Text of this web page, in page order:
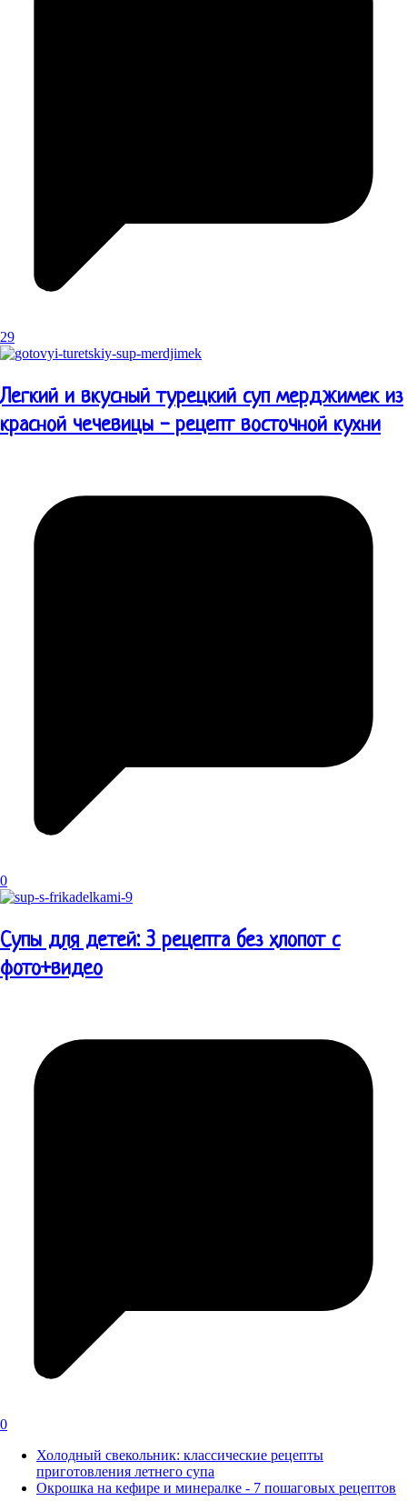
29
Легкий и вкусный турецкий суп мерджимек из
красной чечевицы - рецепт восточной кухни
0
Супы для детей: 3 рецепта без хлопот с
фото+видео
0
Холодный свекольник: классические рецепты
приготовления летнего супа
Окрошка на кефире и минералке - 7 пошаговых рецептов